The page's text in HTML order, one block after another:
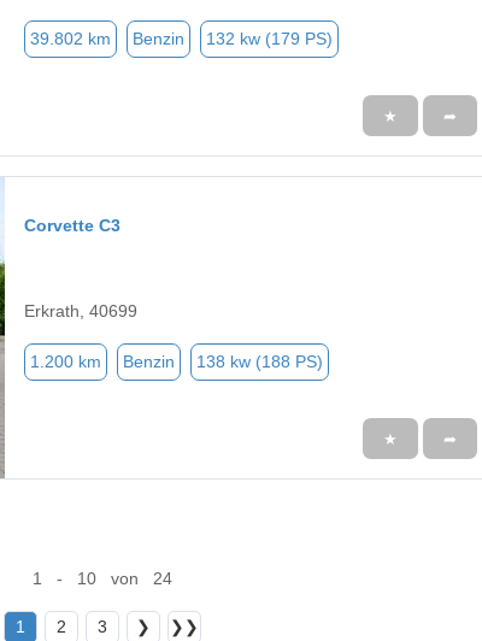
39.802 km Benzin 132 kw (179 PS)
★ ➦
Corvette C3
Erkrath, 40699
1.200 km Benzin 138 kw (188 PS)
★ ➦
1 - 10 von 24
1 2 3 ❯ ❯❯